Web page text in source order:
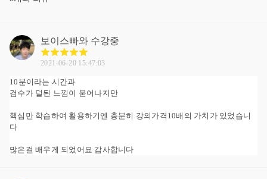
보이스빠와 수강중
2021-06-20 15:47:03
10분이라는 시간과
검수가 덜된 느낌이 묻어나지만
핵심만 학습하여 활용하기엔 충분히 강의가격10배의 가치가 있었습니
다
많은걸 배우게 되었어요 감사합니다